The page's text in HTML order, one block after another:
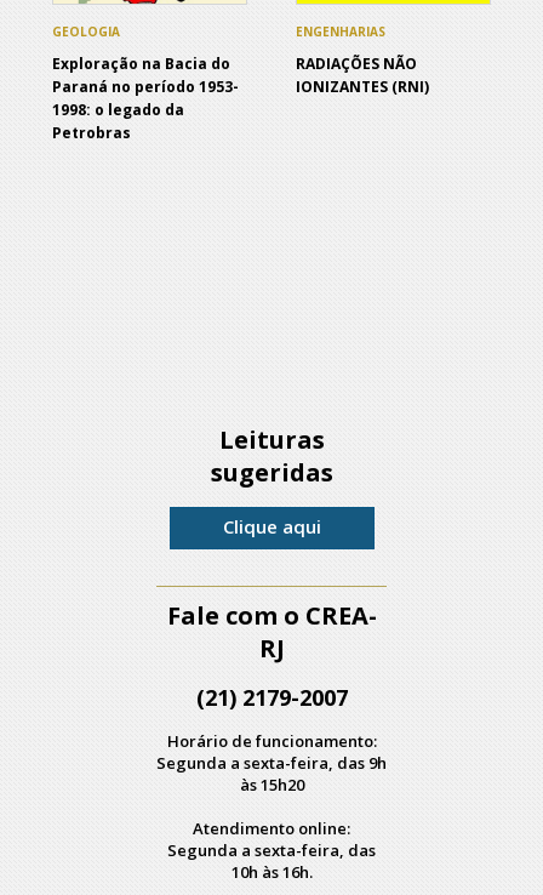
GEOLOGIA
Exploração na Bacia do
Paraná no período 1953-
1998: o legado da
Petrobras
ENGENHARIAS
RADIAÇÕES NÃO
IONIZANTES (RNI)
Leituras
sugeridas
Clique aqui
Fale com o CREA-
RJ
(21) 2179-2007
Horário de funcionamento:
Segunda a sexta-feira, das 9h
às 15h20
Atendimento online:
Segunda a sexta-feira, das
10h às 16h.